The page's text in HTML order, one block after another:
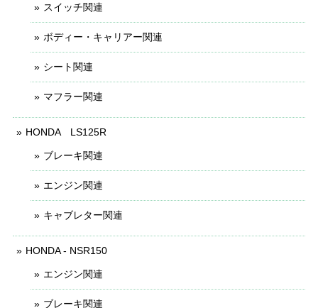
スイッチ関連
ボディー・キャリアー関連
シート関連
マフラー関連
HONDA LS125R
ブレーキ関連
エンジン関連
キャブレター関連
HONDA - NSR150
エンジン関連
ブレーキ関連